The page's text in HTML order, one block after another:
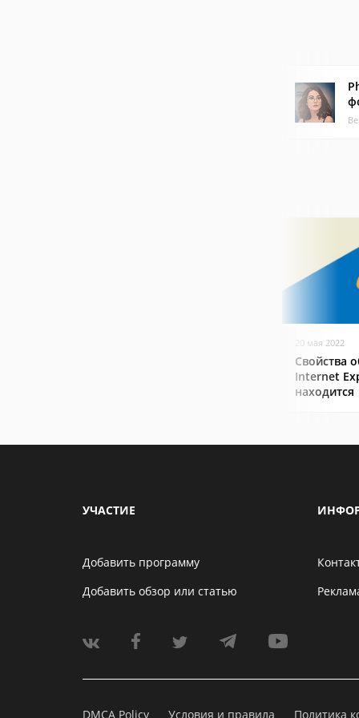
20 мая 2022
Свойства
Internet
находится
УЧАСТИЕ
Добавить программу
Добавить обзор или статью
DMCA Policy Условия и правила Политика